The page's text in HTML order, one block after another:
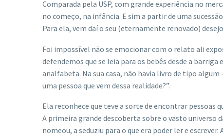
Comparada pela USP, com grande experiência no
no começo, na infância. E sim a partir de uma
Para ela, vem daí o seu (eternamente renovado)
Foi impossível não se emocionar com o relato ali
defendemos que se leia para os bebês desde a
analfabeta. Na sua casa, não havia livro de tipo
uma pessoa que vem dessa realidade?”.
Ela reconhece que teve a sorte de encontrar pessoas
A primeira grande descoberta sobre o vasto universo
nomeou, a seduziu para o que era poder ler e